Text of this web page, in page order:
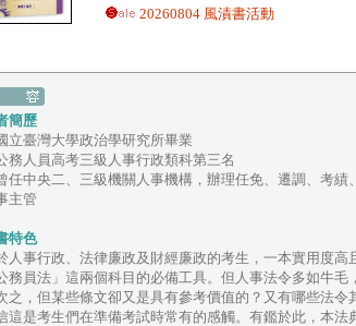
20260804 風漬書活動
簡歷
立臺灣大學政治學研究所畢業
務人員高考三級人事行政類科第三名
任中央二、三級機關人事機構，辦理任免、遷調、考
主管
特色
人事行政、法律廉政及財經廉政的考生，一本實用度
務員法」這兩個科目的必備工具。但人事法令多如牛
之，但某些條文卻又是具有參考價值的？又有哪些法
這是考生們在準備考試時常有的感觸。有鑑於此，本